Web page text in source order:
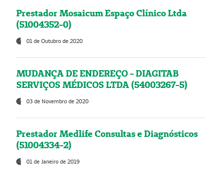
Prestador Mosaicum Espaço Clínico Ltda
(51004352-0)
01 de Outubro de 2020
MUDANÇA DE ENDEREÇO - DIAGITAB
SERVIÇOS MÉDICOS LTDA (54003267-5)
03 de Novembro de 2020
Prestador Medlife Consultas e Diagnósticos
(51004334-2)
01 de Janeiro de 2019